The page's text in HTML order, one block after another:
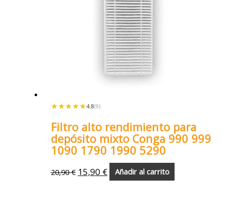
★★★★★
★★★★★ 4.8(9)
Filtro alto rendimiento para
depósito mixto Conga 990 999
1090 1790 1990 5290
20,90€ 15,90 € Añadir al carrito